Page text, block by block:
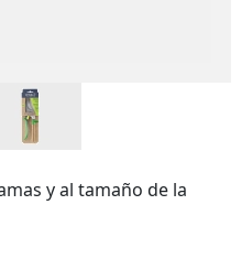
y al tamaño de la